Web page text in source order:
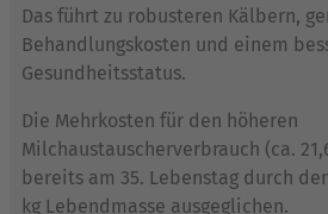
Das führt zu robusteren Kälbern,
Behandlungskosten und einem
Gesundheitsstatus.
Die Mehrkosten für den höheren
Milchaustauscherverbrauch (ca.
bereits am 35. Lebenstag durch
kg Lebendmasse ausgeglichen.